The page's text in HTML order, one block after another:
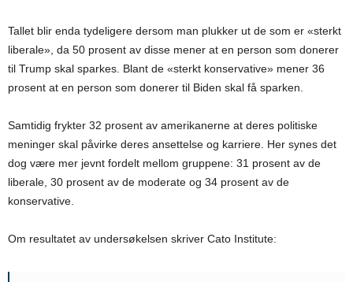
Tallet blir enda tydeligere dersom man plukker ut de som er «sterkt
liberale», da 50 prosent av disse mener at en person som donerer
til Trump skal sparkes. Blant de «sterkt konservative» mener 36
prosent at en person som donerer til Biden skal få sparken.
Samtidig frykter 32 prosent av amerikanerne at deres politiske
meninger skal påvirke deres ansettelse og karriere. Her synes det
dog være mer jevnt fordelt mellom gruppene: 31 prosent av de
liberale, 30 prosent av de moderate og 34 prosent av de
konservative.
Om resultatet av undersøkelsen skriver Cato Institute: